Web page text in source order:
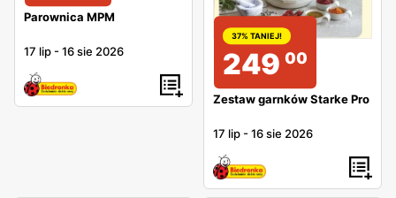
Parownica MPM
17 lip -16 sie 2026
37% TANIEJ!
249 00
Zestaw garnków Starke Pro
17 lip -16 sie 2026